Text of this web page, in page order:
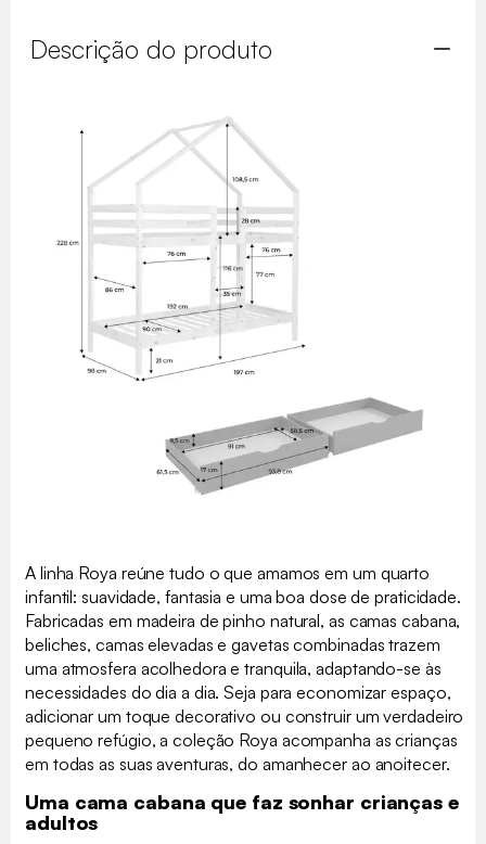
Descrição do produto
A linha Roya reúne tudo o que amamos em um quarto
infantil: suavidade, fantasia e uma boa dose de praticidade.
Fabricadas em madeira de pinho natural, as camas cabana,
beliches, camas elevadas e gavetas combinadas trazem
uma atmosfera acolhedora e tranquila, adaptando-se às
necessidades do dia a dia. Seja para economizar espaço,
adicionar um toque decorativo ou construir um verdadeiro
pequeno refúgio, a coleção Roya acompanha as crianças
em todas as suas aventuras, do amanhecer ao anoitecer.
Uma cama cabana que faz sonhar crianças e
adultos